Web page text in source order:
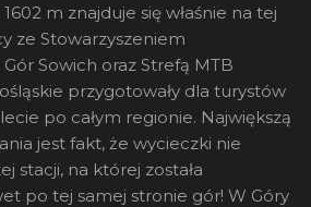
m znajduje się właśnie na tej
ze Stowarzyszeniem
Sowich oraz Strefą MTB
przygotowały dla turystów
po całym regionie. Największą
jest fakt, że wycieczki nie
stacji, na której została
po tej samej stronie gór! W Góry